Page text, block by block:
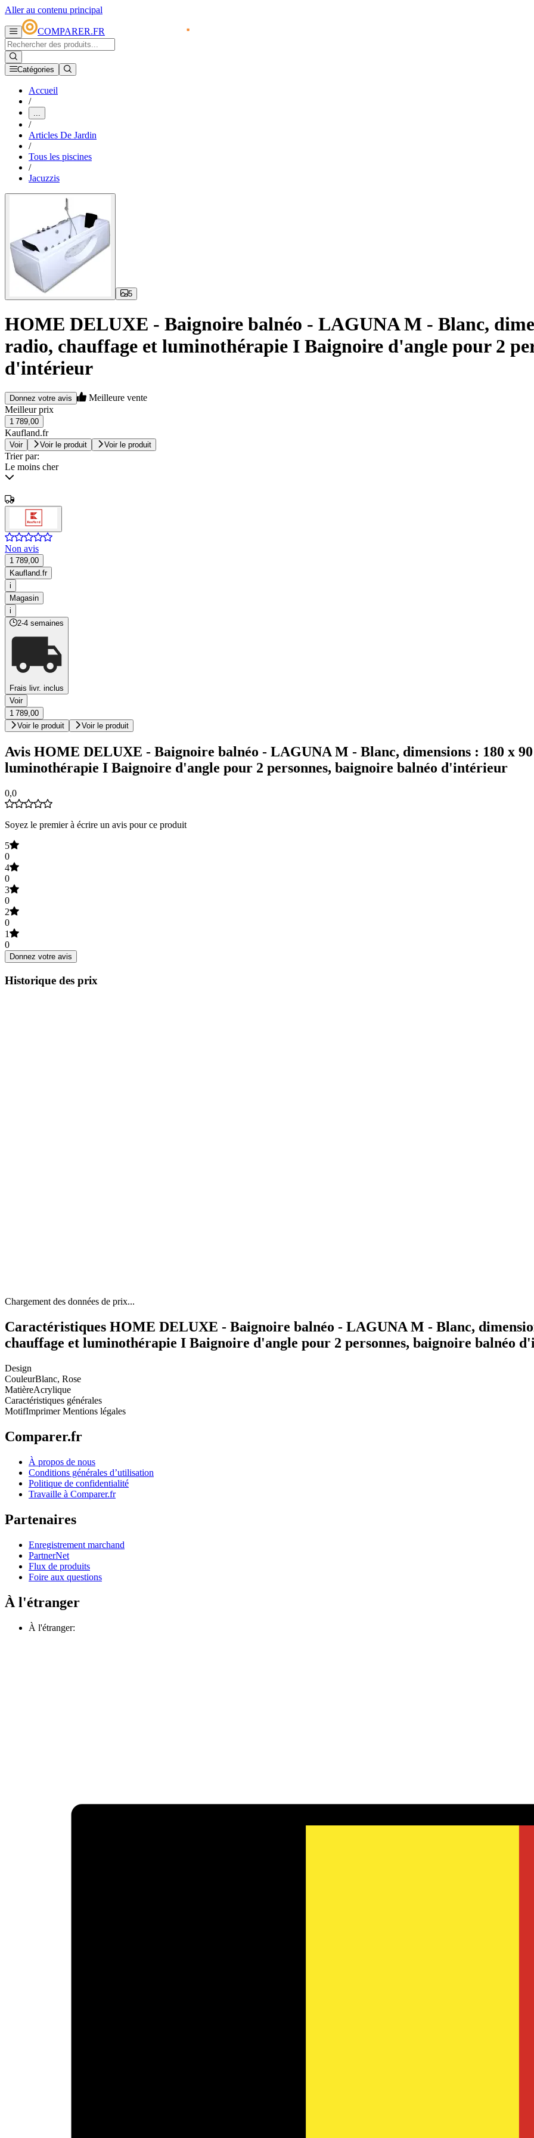
Aller au contenu principal
COMPARER.FR
Catégories
Accueil
/
...
/
Articles De Jardin
/
Tous les piscines
/
Jacuzzis
5
HOME DELUXE - Baignoire balnéo - LAGUNA M - Blanc,
radio, chauffage et luminothérapie I Baignoire d'angle pour 2
d'intérieur
Donnez votre avis
Meilleure vente
Meilleur prix
1 789,00
Kaufland.fr
Voir Voir le produit Voir le produit
Trier par:
Le moins cher
Non avis
1 789,00
Kaufland.fr
i
Magasin
i
2-4 semaines
Frais livr. inclus
Voir
1 789,00
Voir le produit
Voir le produit
Avis HOME DELUXE - Baignoire balnéo - LAGUNA M - Blanc, dimensions : 180 x
luminothérapie I Baignoire d'angle pour 2 personnes, baignoire balnéo d'intérieur
0,0
Soyez le premier à écrire un avis pour ce produit
5
0
4
0
3
0
2
0
1
0
Donnez votre avis
Historique des prix
Chargement des données de prix...
Caractéristiques HOME DELUXE - Baignoire balnéo - LAGUNA M - Blanc,
chauffage et luminothérapie I Baignoire d'angle pour 2 personnes, baignoire balnéo
Design
CouleurBlanc, Rose
MatièreAcrylique
Caractéristiques générales
MotifImprimer Mentions légales
Comparer.fr
À propos de nous
Conditions générales d’utilisation
Politique de confidentialité
Travaille à Comparer.fr
Partenaires
Enregistrement marchand
PartnerNet
Flux de produits
Foire aux questions
À l'étranger
À l'étranger: